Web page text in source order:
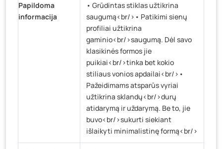
Papildoma
informacija
• Grūdintas stiklas užtikrina
saugumą<br/>• Patikimi sienų
profiliai užtikrina
gaminio<br/>saugumą. Dėl savo
klasikinės formos jie
puikiai<br/>tinka bet kokio
stiliaus vonios apdailai<br/>•
Pažeidimams atsparūs vyriai
užtikrina sklandų<br/>durų
atidarymą ir uždarymą. Be to, jie
buvo<br/>sukurti siekiant
išlaikyti minimalistinę formą<br/>